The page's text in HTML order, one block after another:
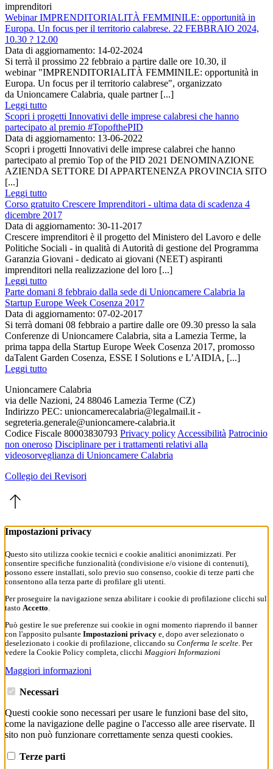
imprenditori
Webinar IMPRENDITORIALITÀ FEMMINILE: opportunità in
Europa. Un focus per il territorio calabrese. 22 FEBBRAIO 2024,
10.30 ? 12.00
Data di aggiornamento: 14-02-2024
Si terrà il prossimo 22 febbraio a partire dalle ore 10.30, il
webinar "IMPRENDITORIALITÀ FEMMINILE: opportunità in
Europa. Un focus per il territorio calabrese", organizzato
da Unioncamere Calabria, quale partner [...]
Leggi tutto
Scopri i progetti Innovativi delle imprese calabresi che hanno
partecipato al premio #TopofthePID
Data di aggiornamento: 13-06-2022
Scopri i progetti Innovativi delle imprese calabrei che hanno
partecipato al premio Top of the PID 2021 DENOMINAZIONE
AZIENDA SETTORE DI APPARTENENZA PROVINCIA SITO
[...]
Leggi tutto
Corso gratuito Crescere Imprenditori - ultima data di scadenza 4
dicembre 2017
Data di aggiornamento: 30-11-2017
Crescere imprenditori è il progetto del Ministero del Lavoro e delle
Politiche Sociali - in qualità di Autorità di gestione del Programma
Garanzia Giovani - dedicato ai giovani (NEET) aspiranti
imprenditori nella realizzazione del loro [...]
Leggi tutto
Parte domani 8 febbraio dalla sede di Unioncamere Calabria la
Startup Europe Week Cosenza 2017
Data di aggiornamento: 07-02-2017
Si terrà domani 08 febbraio a partire dalle ore 09.30 presso la sala
Conferenze di Unioncamere Calabria, sita a Lamezia Terme, la
prima tappa della Startup Europe Week Cosenza 2017, promosso
daTalent Garden Cosenza, ESSE I Solutions e L’AIDIA, [...]
Leggi tutto
Unioncamere Calabria
via delle Nazioni, 24 88046 Lamezia Terme (CZ)
Indirizzo PEC: unioncamerecalabria@legalmail.it -
segreteria.generale@unioncamere-calabria.it
Codice Fiscale 80003830793 Privacy policy Accessibilità Patrocinio
non oneroso Disciplinare per i trattamenti relativi alla
videosorveglianza di Unioncamere Calabria
Collegio dei Revisori
Impostazioni privacy
Questo sito utilizza cookie tecnici e cookie analitici anonimizzati. Per
consentire specifiche funzionalità (condivisione e/o visione di contenuti),
possono essere installati, solo previo suo consenso, cookie di terze parti che
consentono alla terza parte di profilare gli utenti.
Per proseguire la navigazione senza abilitare i cookie di profilazione clicchi sul
tasto Accetto.
Può gestire le sue preferenze sui cookie in ogni momento riaprendo il banner
con l'apposito pulsante Impostazioni privacy e, dopo aver selezionato o
deselezionato i cookie di profilazione, cliccando su Conferma le scelte . Per
vedere la Cookie Policy completa, clicchi Maggiori Informazioni
Maggiori informazioni
Necessari
Questi cookie sono necessari per usare le funzioni base del sito,
come la navigazione delle pagine o l'accesso alle aree riservate. Il
sito non può funzionare correttamente senza questi cookies.
Terze parti